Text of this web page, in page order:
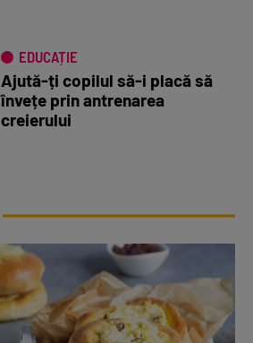
EDUCAȚIE
Ajută-ți copilul să-i placă să
învețe prin antrenarea
creierului